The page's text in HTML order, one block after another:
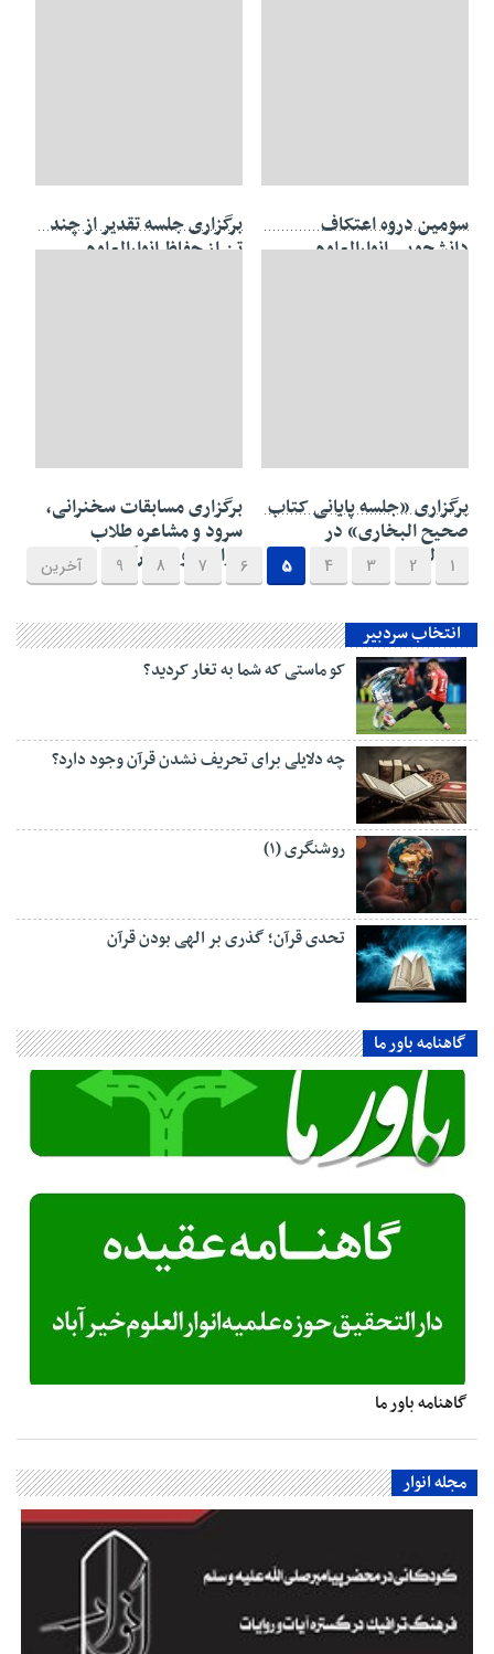
سومین دروه اعتکاف
دانشجویی انوارالعلوم
برگزاری جلسه تقدیر از چند
تن از حفاظ انوارالعلوم
برگزاری «جلسه پایانی کتاب
صحیح البخاری» در
انوارالعلوم
برگزاری مسابقات سخنرانی،
سرود و مشاعره طلاب
انوارالعلوم خیرآباد 1
2
3
4
5
6
7
8
9 آخرین
انتخاب سردبیر
کو ماستی که شما به تغار کردید؟
چه دلایلی برای تحریف نشدن قرآن وجود دارد؟
روشنگری (۱)
تحدی قرآن؛ گذری بر الهی بودن قرآن
گاهنامه باور ما
گاهنامه باور ما
مجله انوار